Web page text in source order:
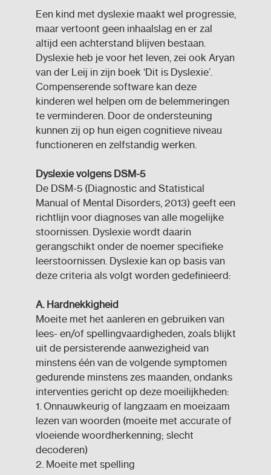
Een kind met dyslexie maakt wel progressie,
maar vertoont geen inhaalslag en er zal
altijd een achterstand blijven bestaan.
Dyslexie heb je voor het leven, zei ook Aryan
van der Leij in zijn boek ‘Dit is Dyslexie’.
Compenserende software kan deze
kinderen wel helpen om de belemmeringen
te verminderen. Door de ondersteuning
kunnen zij op hun eigen cognitieve niveau
functioneren en zelfstandig werken.
Dyslexie volgens DSM-5
De DSM-5 (Diagnostic and Statistical
Manual of Mental Disorders, 2013) geeft een
richtlijn voor diagnoses van alle mogelijke
stoornissen. Dyslexie wordt daarin
gerangschikt onder de noemer specifieke
leerstoornissen. Dyslexie kan op basis van
deze criteria als volgt worden gedefinieerd:
A. Hardnekkigheid
Moeite met het aanleren en gebruiken van
lees- en/of spellingvaardigheden, zoals blijkt
uit de persisterende aanwezigheid van
minstens één van de volgende symptomen
gedurende minstens zes maanden, ondanks
interventies gericht op deze moeilijkheden:
1. Onnauwkeurig of langzaam en moeizaam
lezen van woorden (moeite met accurate of
vloeiende woordherkenning; slecht
decoderen)
2. Moeite met spelling